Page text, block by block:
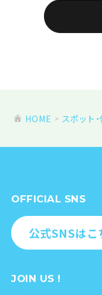
HOME スポット
OFFICIAL SNS
公式SNSはこ
JOIN US !